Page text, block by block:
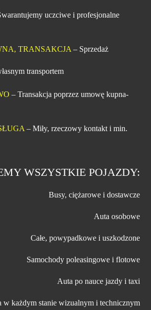
uczciwe i profesjonalne
TRANSAKCJA – Sprzedaż
transportem
– Transakcja poprzez umowę kupna-
– Miły, rzeczowy kontakt i min.
WSZYSTKIE POJAZDY:
Busy, ciężarowe i dostawcze
Auta osobowe
Całe, powypadkowe i uszkodzone
Samochody poleasingowe i flotowe
Auta po nauce jazdy i taxi
w każdym stanie wizualnym i technicznym